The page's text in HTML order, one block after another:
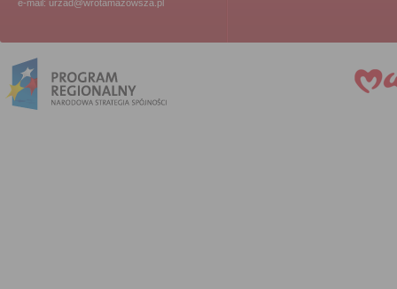
e-mail: urzad@wrotamazowsza.pl